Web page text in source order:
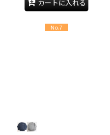
カートに入れる
No.7